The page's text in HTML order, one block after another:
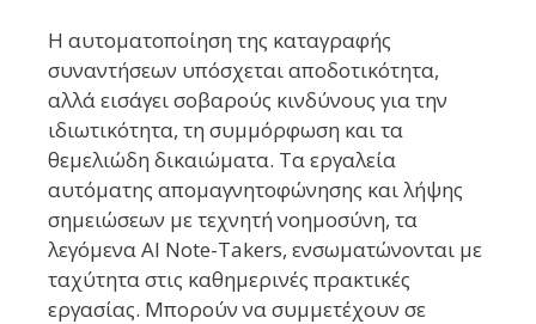
Η αυτοματοποίηση της καταγραφής
συναντήσεων υπόσχεται αποδοτικότητα,
αλλά εισάγει σοβαρούς κινδύνους για την
ιδιωτικότητα, τη συμμόρφωση και τα
θεμελιώδη δικαιώματα. Τα εργαλεία
αυτόματης απομαγνητοφώνησης και λήψης
σημειώσεων με τεχνητή νοημοσύνη, τα
λεγόμενα AI Note-Takers, ενσωματώνονται με
ταχύτητα στις καθημερινές πρακτικές
εργασίας. Μπορούν να συμμετέχουν σε